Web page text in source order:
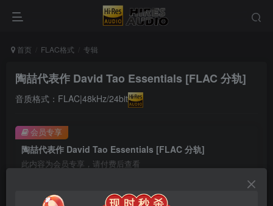
首页 FLAC格式 专辑
陶喆代表作 David Tao Essentials [FLAC 分轨]
音质格式：FLAC|48kHz/24bit
陶喆代表作 David Tao Essentials [FLAC 分轨]
此内容为会员专享，请付费后查看
9.9 ￥99
会员专享